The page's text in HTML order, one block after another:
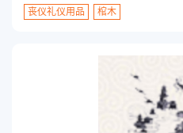
丧仪礼仪用品
棺木